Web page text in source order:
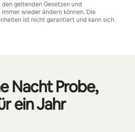
geltenden Gesetzen und
immer wieder ändern können. Die
ist nicht garantiert und kann sich
Nacht Probe,
ein Jahr